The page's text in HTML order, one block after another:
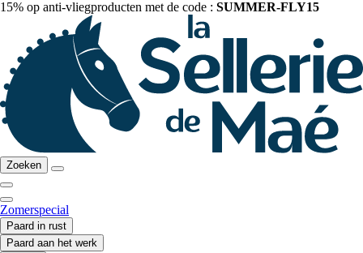
15% op anti-vliegproducten met de code : SUMMER-FLY15
Zoeken
Zomerspecial
Paard in rust
Paard aan het werk